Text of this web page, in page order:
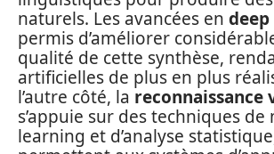
naturels. Les avancées en
permis d’améliorer
qualité de cette synthèse,
artificielles de plus en plus
l’autre côté, la reconnaissance
s’appuie sur des techniques de
learning et d’analyse